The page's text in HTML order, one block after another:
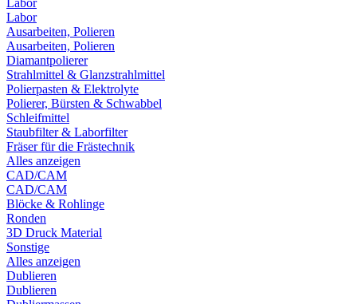
Labor
Labor
Ausarbeiten, Polieren
Ausarbeiten, Polieren
Diamantpolierer
Strahlmittel & Glanzstrahlmittel
Polierpasten & Elektrolyte
Polierer, Bürsten & Schwabbel
Schleifmittel
Staubfilter & Laborfilter
Fräser für die Frästechnik
Alles anzeigen
CAD/CAM
CAD/CAM
Blöcke & Rohlinge
Ronden
3D Druck Material
Sonstige
Alles anzeigen
Dublieren
Dublieren